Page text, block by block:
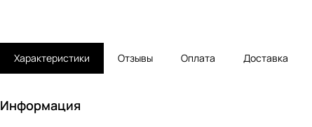
Характеристики Отзывы Оплата Доставка
Информация